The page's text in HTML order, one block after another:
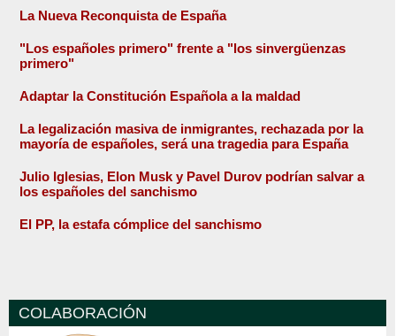
La Nueva Reconquista de España
"Los españoles primero" frente a "los sinvergüenzas
primero"
Adaptar la Constitución Española a la maldad
La legalización masiva de inmigrantes, rechazada por la
mayoría de españoles, será una tragedia para España
Julio Iglesias, Elon Musk y Pavel Durov podrían salvar a
los españoles del sanchismo
El PP, la estafa cómplice del sanchismo
COLABORACIÓN